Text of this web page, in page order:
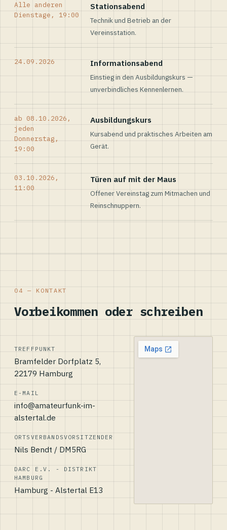
Alle anderen
Dienstage, 19:00
Stationsabend
Technik und Betrieb an der
Vereinsstation.
24.09.2026 Informationsabend
Einstieg in den Ausbildungskurs —
unverbindliches Kennenlernen.
ab 08.10.2026,
jeden
Donnerstag,
19:00
Ausbildungskurs
Kursabend und praktisches Arbeiten am
Gerät.
03.10.2026,
11:00
Türen auf mit der Maus
Offener Vereinstag zum Mitmachen und
Reinschnuppern.
04 — KONTAKT
Vorbeikommen oder schreiben
TREFFPUNKT
Bramfelder Dorfplatz 5,
22179 Hamburg
E-MAIL
info@amateurfunk-im-
alstertal.de
ORTSVERBANDSVORSITZENDER
Nils Bendt / DM5RG
DARC E.V. - DISTRIKT
HAMBURG
Hamburg - Alstertal E13